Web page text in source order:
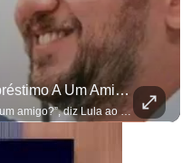
“Quem Nunca Pediu Um Empréstimo A Um Amigo?”, Diz Lula Ao Defender Seu Ex-Chefe De Gabinete
“Quem nunca pediu um empréstimo a um amigo?”, diz Lula ao defender seu ex-chefe de gabinete Marcola, que recebeu R$ 249 mil de uma empresa ligada a uma amiga de Lulinha. #OAntagonista Se você busca informação com credibilidade, inscreva-se agora e ative o